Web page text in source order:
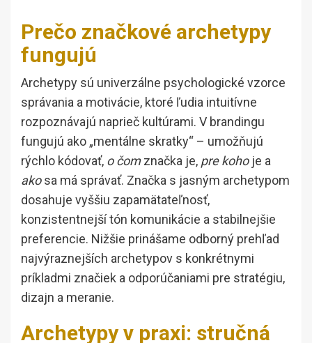
Prečo značkové archetypy
fungujú
Archetypy sú univerzálne psychologické vzorce
správania a motivácie, ktoré ľudia intuitívne
rozpoznávajú naprieč kultúrami. V brandingu
fungujú ako „mentálne skratky“ – umožňujú
rýchlo kódovať, o čomznačka je, pre kohoje a
akosa má správať. Značka s jasným archetypom
dosahuje vyššiu zapamätateľnosť,
konzistentnejší tón komunikácie a stabilnejšie
preferencie. Nižšie prinášame odborný prehľad
najvýraznejších archetypov s konkrétnymi
príkladmi značiek a odporúčaniami pre stratégiu,
dizajn a meranie.
Archetypy v praxi: stručná